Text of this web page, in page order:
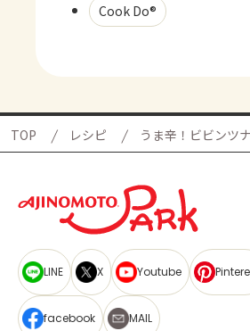
Cook Do®
TOP レシピ うま辛！ビビンツ
LINE X Youtube
facebook MAIL